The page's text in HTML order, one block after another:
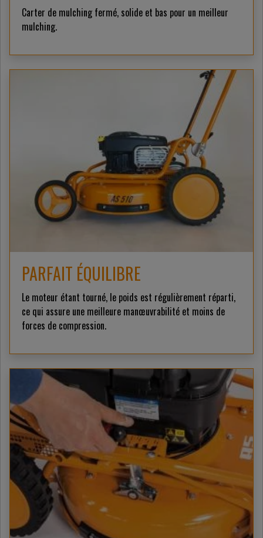
Carter de mulching fermé, solide et bas pour un meilleur
mulching.
PARFAIT ÉQUILIBRE
Le moteur étant tourné, le poids est régulièrement réparti,
ce qui assure une meilleure manœuvrabilité et moins de
forces de compression.